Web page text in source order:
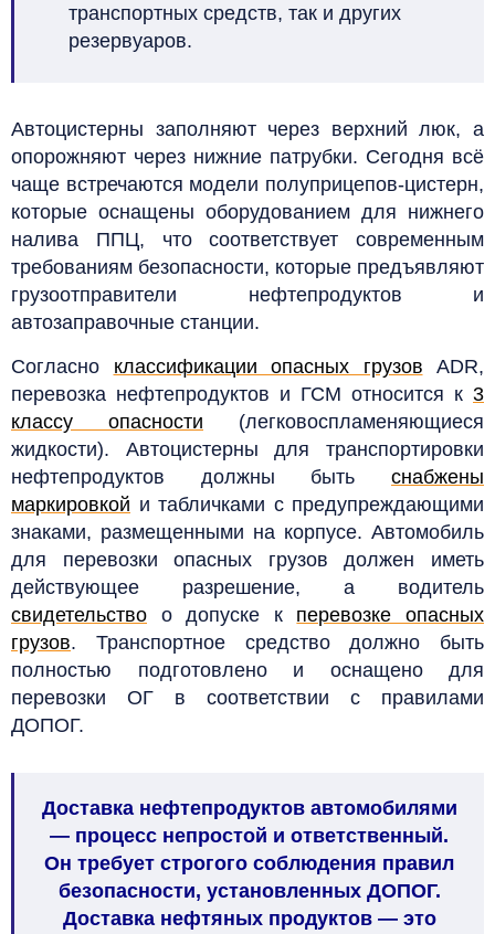
транспортных средств, так и других
резервуаров.
Автоцистерны заполняют через верхний люк, а
опорожняют через нижние патрубки. Сегодня всё
чаще встречаются модели полуприцепов-цистерн,
которые оснащены оборудованием для нижнего
налива ППЦ, что соответствует современным
требованиям безопасности, которые предъявляют
грузоотправители нефтепродуктов и
автозаправочные станции.
Согласно классификации опасных грузов ADR,
перевозка нефтепродуктов и ГСМ относится к 3
классу опасности (легковоспламеняющиеся
жидкости). Автоцистерны для транспортировки
нефтепродуктов должны быть
снабжены
маркировкой и табличками с предупреждающими
знаками, размещенными на корпусе. Автомобиль
для перевозки опасных грузов должен иметь
действующее разрешение, а водитель
свидетельство о допуске к перевозке опасных
грузов. Транспортное средство должно быть
полностью подготовлено и оснащено для
перевозки ОГ в соответствии с правилами
ДОПОГ.
Доставка нефтепродуктов автомобилями
— процесс непростой и ответственный.
Он требует строгого соблюдения правил
безопасности, установленных ДОПОГ.
Доставка нефтяных продуктов — это